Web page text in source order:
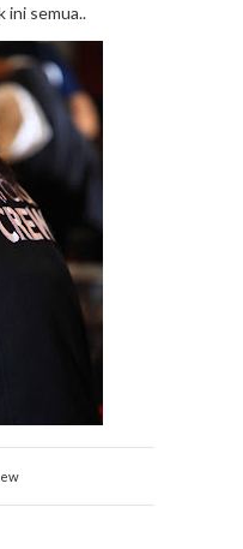
ini semua..